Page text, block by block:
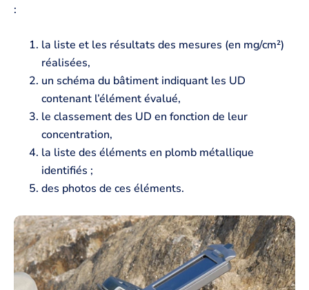
:
la liste et les résultats des mesures (en mg/cm²)
réalisées,
un schéma du bâtiment indiquant les UD
contenant l’élément évalué,
le classement des UD en fonction de leur
concentration,
la liste des éléments en plomb métallique
identifiés ;
des photos de ces éléments.